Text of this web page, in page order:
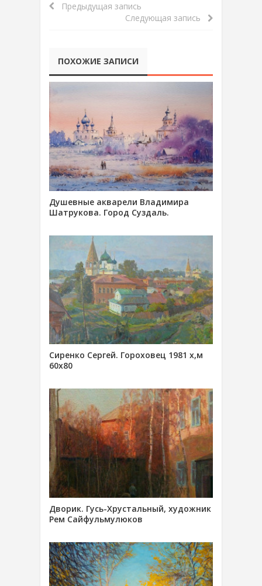
Предыдущая запись
Следующая запись
ПОХОЖИЕ ЗАПИСИ
Душевные акварели Владимира
Шатрукова. Город Суздаль.
Сиренко Сергей. Гороховец 1981 х,м
60х80
Дворик. Гусь-Хрустальный, художник
Рем Сайфульмулюков